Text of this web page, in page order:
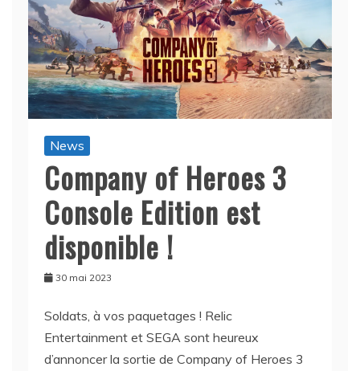
News
Company of Heroes 3
Console Edition est
disponible !
30 mai 2023
Soldats, à vos paquetages ! Relic
Entertainment et SEGA sont heureux
d’annoncer la sortie de Company of Heroes 3